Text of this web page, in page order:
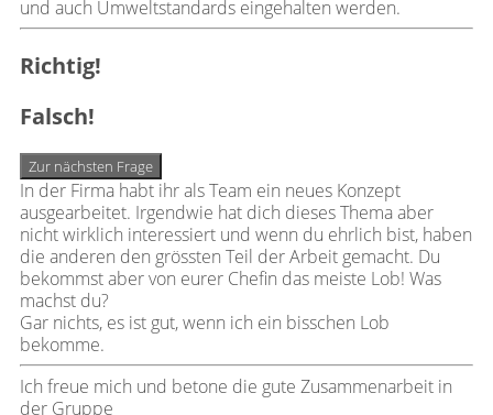
und auch Umweltstandards eingehalten werden.
Richtig!
Falsch!
Zur nächsten Frage
In der Firma habt ihr als Team ein neues Konzept
ausgearbeitet. Irgendwie hat dich dieses Thema aber
nicht wirklich interessiert und wenn du ehrlich bist, haben
die anderen den grössten Teil der Arbeit gemacht. Du
bekommst aber von eurer Chefin das meiste Lob! Was
machst du?
Gar nichts, es ist gut, wenn ich ein bisschen Lob
bekomme.
Ich freue mich und betone die gute Zusammenarbeit in
der Gruppe